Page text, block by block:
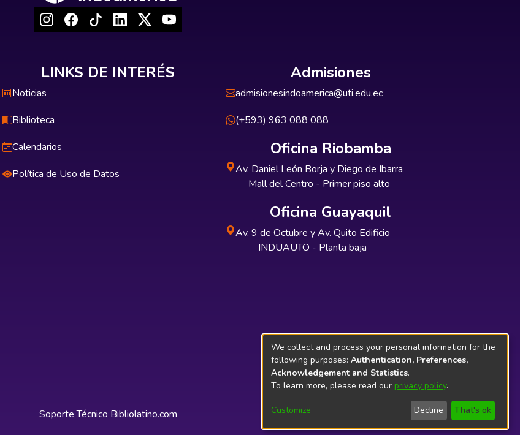
LINKS DE INTERÉS
Noticias
Biblioteca
Calendarios
Política de Uso de Datos
Admisiones
admisionesindoamerica@uti.edu.ec
(+593) 963 088 088
Oficina Riobamba
Av. Daniel León Borja y Diego de Ibarra
Mall del Centro - Primer piso alto
Oficina Guayaquil
Av. 9 de Octubre y Av. Quito Edificio
INDUAUTO - Planta baja
Soporte Técnico Bibliolatino.com
We collect and process your personal information for the
following purposes: Authentication, Preferences,
Acknowledgement and Statistics.
To learn more, please read our privacy policy.
Customize Decline That's ok